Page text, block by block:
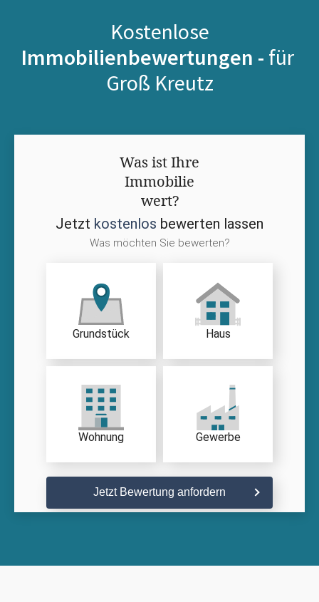
Kostenlose
Immobilienbewertungen - für
Groß Kreutz
Was ist Ihre
Immobilie
wert?
Jetzt kostenlos bewerten lassen
Was möchten Sie bewerten?
Grundstück Haus
Wohnung Gewerbe
Jetzt Bewertung anfordern